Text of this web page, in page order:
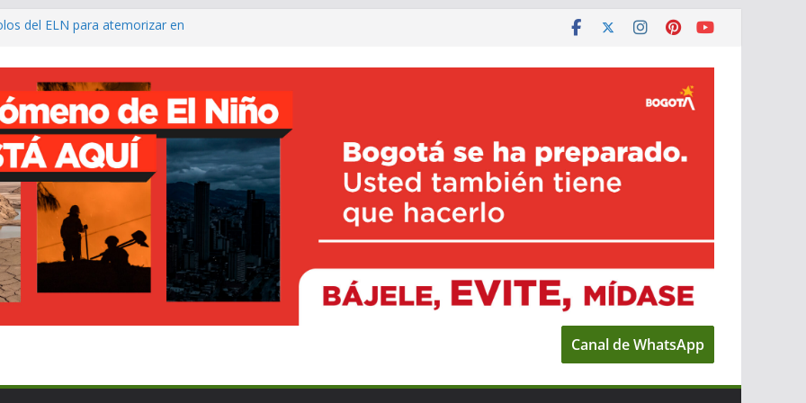
del ELN para atemorizar en
del Putumayo y de Colombia
Mojana con el nuevo Centro de
Majagual
contaminación de ríos por
Dagua
Canal de WhatsApp